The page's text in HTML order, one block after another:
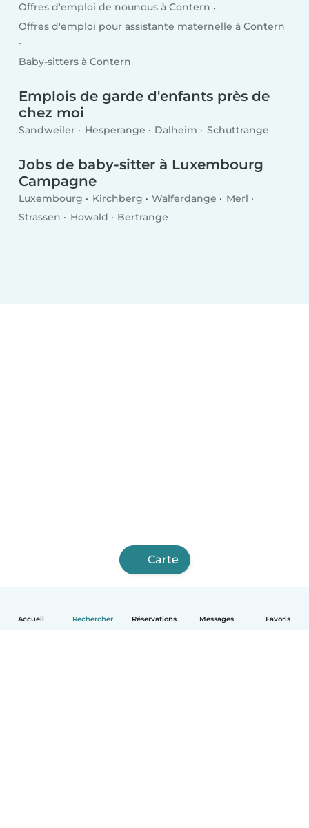
Accueil Rechercher Réservations Messages Favoris
Offres d'emploi de nounous à Contern
Offres d'emploi pour assistante maternelle à Contern
Baby-sitters à Contern
Emplois de garde d'enfants près de
chez moi
Sandweiler Hesperange Dalheim Schuttrange
Jobs de baby-sitter à Luxembourg
Campagne
Luxembourg Kirchberg Walferdange
Merl
Strassen
Howald Bertrange
Carte